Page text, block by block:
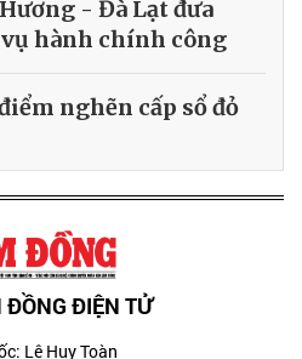
- Đà Lạt đưa
hành chính công
nghẽn cấp sổ đỏ
ĐỒNG ĐIỆN TỬ
Lê Huy Toàn